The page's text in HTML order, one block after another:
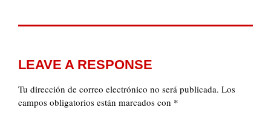
LEAVE A RESPONSE
Tu dirección de correo electrónico no será publicada. Los
campos obligatorios están marcados con *